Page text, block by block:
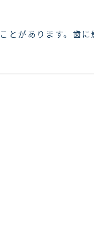
とがあります。歯